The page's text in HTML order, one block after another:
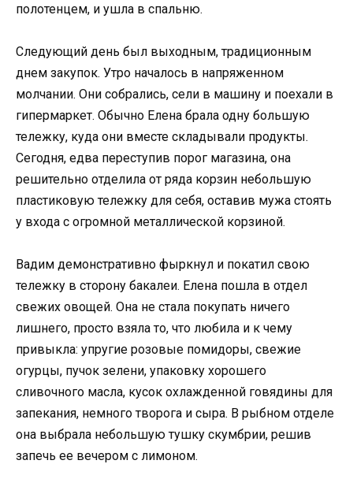
полотенцем, и ушла в спальню.
Следующий день был выходным, традиционным
днем закупок. Утро началось в напряженном
молчании. Они собрались, сели в машину и поехали в
гипермаркет. Обычно Елена брала одну большую
тележку, куда они вместе складывали продукты.
Сегодня, едва переступив порог магазина, она
решительно отделила от ряда корзин небольшую
пластиковую тележку для себя, оставив мужа стоять
у входа с огромной металлической корзиной.
Вадим демонстративно фыркнул и покатил свою
тележку в сторону бакалеи. Елена пошла в отдел
свежих овощей. Она не стала покупать ничего
лишнего, просто взяла то, что любила и к чему
привыкла: упругие розовые помидоры, свежие
огурцы, пучок зелени, упаковку хорошего
сливочного масла, кусок охлажденной говядины для
запекания, немного творога и сыра. В рыбном отделе
она выбрала небольшую тушку скумбрии, решив
запечь ее вечером с лимоном.